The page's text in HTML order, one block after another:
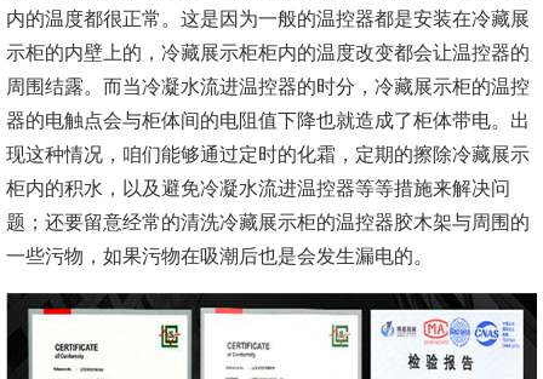
内的温度都很正常。这是因为一般的温控器都是安装在冷藏展
示柜的内壁上的，冷藏展示柜柜内的温度改变都会让温控器的
周围结露。而当冷凝水流进温控器的时分，冷藏展示柜的温控
器的电触点会与柜体间的电阻值下降也就造成了柜体带电。出
现这种情况，咱们能够通过定时的化霜，定期的擦除冷藏展示
柜内的积水，以及避免冷凝水流进温控器等等措施来解决问
题；还要留意经常的清洗冷藏展示柜的温控器胶木架与周围的
一些污物，如果污物在吸潮后也是会发生漏电的。